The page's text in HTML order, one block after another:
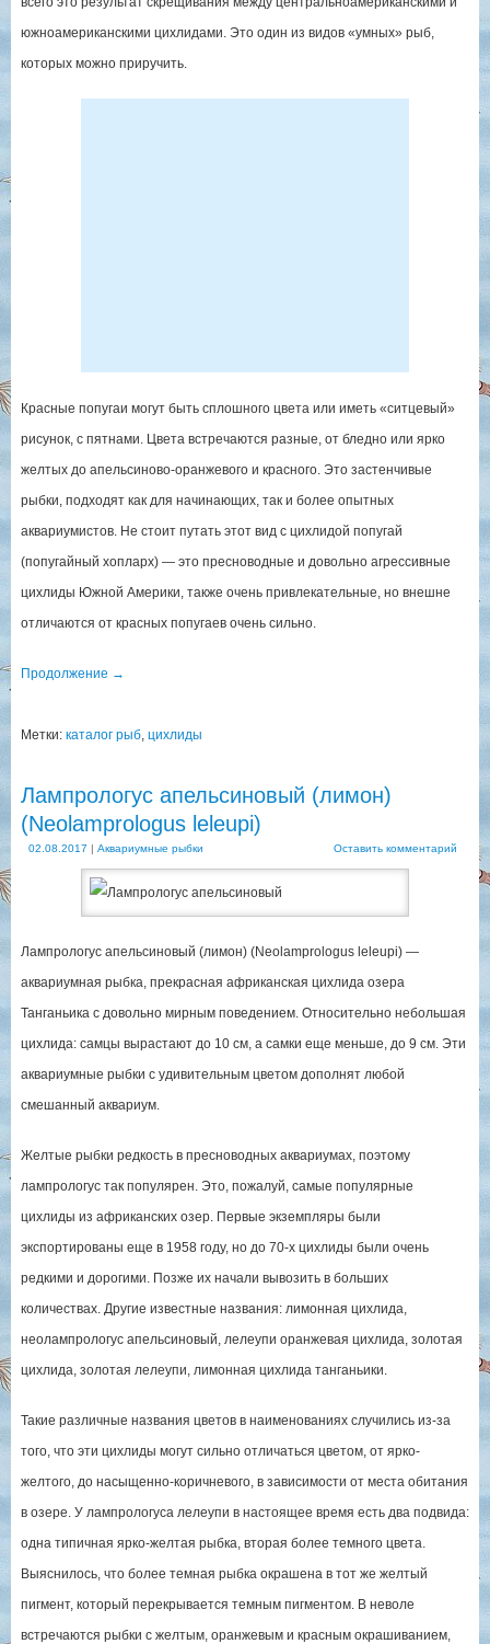
южноамериканскими цихлидами. Это один из видов «умных» рыб,
которых можно приручить.
Красные попугаи могут быть сплошного цвета или иметь «ситцевый»
рисунок, с пятнами. Цвета встречаются разные, от бледно или ярко
желтых до апельсиново-оранжевого и красного. Это застенчивые
рыбки, подходят как для начинающих, так и более опытных
аквариумистов. Не стоит путать этот вид с цихлидой попугай
(попугайный хопларх) — это пресноводные и довольно агрессивные
цихлиды Южной Америки, также очень привлекательные, но внешне
отличаются от красных попугаев очень сильно.
Продолжение →
Метки: каталог рыб, цихлиды
Лампрологус апельсиновый (лимон)
(Neolamprologus leleupi)
02.08.2017 | Аквариумные рыбки Оставить комментарий
Лампрологус апельсиновый (лимон) (Neolamprologus leleupi) —
аквариумная рыбка, прекрасная африканская цихлида озера
Танганьика с довольно мирным поведением. Относительно небольшая
цихлида: самцы вырастают до 10 см, а самки еще меньше, до 9 см. Эти
аквариумные рыбки с удивительным цветом дополнят любой
смешанный аквариум.
Желтые рыбки редкость в пресноводных аквариумах, поэтому
лампрологус так популярен. Это, пожалуй, самые популярные
цихлиды из африканских озер. Первые экземпляры были
экспортированы еще в 1958 году, но до 70-х цихлиды были очень
редкими и дорогими. Позже их начали вывозить в больших
количествах. Другие известные названия: лимонная цихлида,
неолампрологус апельсиновый, лелеупи оранжевая цихлида, золотая
цихлида, золотая лелеупи, лимонная цихлида танганьики.
Такие различные названия цветов в наименованиях случились из-за
того, что эти цихлиды могут сильно отличаться цветом, от ярко-
желтого, до насыщенно-коричневого, в зависимости от места обитания
в озере. У лампрологуса лелеупи в настоящее время есть два подвида:
одна типичная ярко-желтая рыбка, вторая более темного цвета.
Выяснилось, что более темная рыбка окрашена в тот же желтый
пигмент, который перекрывается темным пигментом. В неволе
встречаются рыбки с желтым, оранжевым и красным окрашиванием,